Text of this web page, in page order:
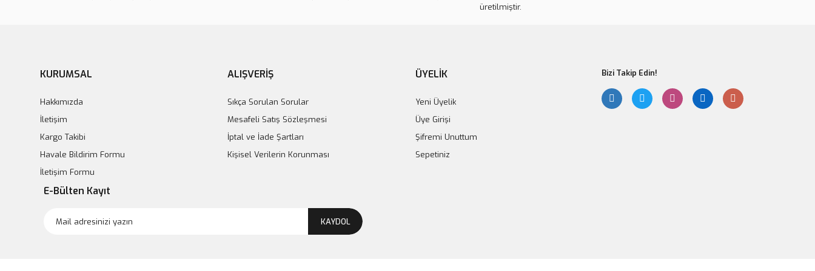
üretilmiştir.
KURUMSAL
Hakkımızda
İletişim
Kargo Takibi
Havale Bildirim Formu
İletişim Formu
ALIŞVERİŞ
Sıkça Sorulan Sorular
Mesafeli Satış Sözleşmesi
İptal ve İade Şartları
Kişisel Verilerin Korunması
ÜYELİK
Yeni Üyelik
Üye Girişi
Şifremi Unuttum
Sepetiniz
Bizi Takip Edin!
E-Bülten Kayıt
KAYDOL